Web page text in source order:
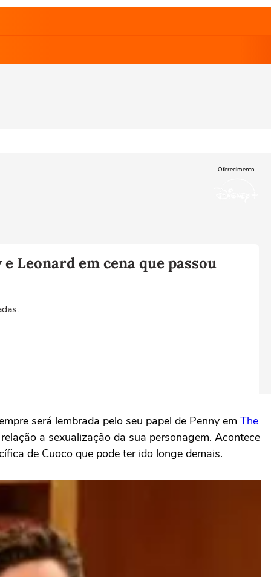
Oferecimento
Leonard em cena que passou
será lembrada pelo seu papel de Penny em The
a sexualização da sua personagem. Acontece
de Cuoco que pode ter ido longe demais.